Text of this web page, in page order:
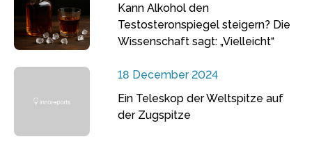
Kann Alkohol den
Testosteronspiegel steigern? Die
Wissenschaft sagt: „Vielleicht“
18 December 2024
Ein Teleskop der Weltspitze auf
der Zugspitze